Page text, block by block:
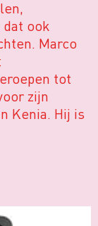
ook
Marco
tot
zijn
Kenia. Hij is